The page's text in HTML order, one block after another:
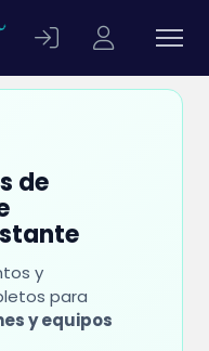
de
y
para
y equipos